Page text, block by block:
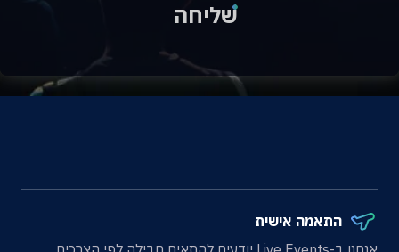
שליחה
התאמה אישית